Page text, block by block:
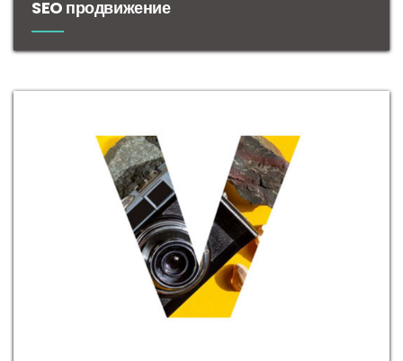
SEO продвижение